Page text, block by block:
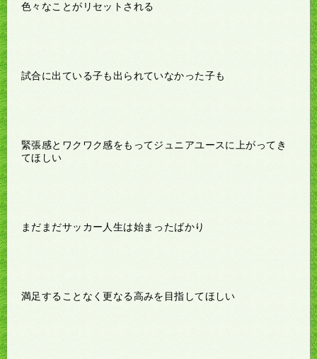
色々なことがリセットされる
試合に出ている子も出られていなかった子も
緊張感とワクワク感をもってジュニアユースに上がってき
てほしい
まだまだサッカー人生は始まったばかり
満足することなく更なる高みを目指してほしい